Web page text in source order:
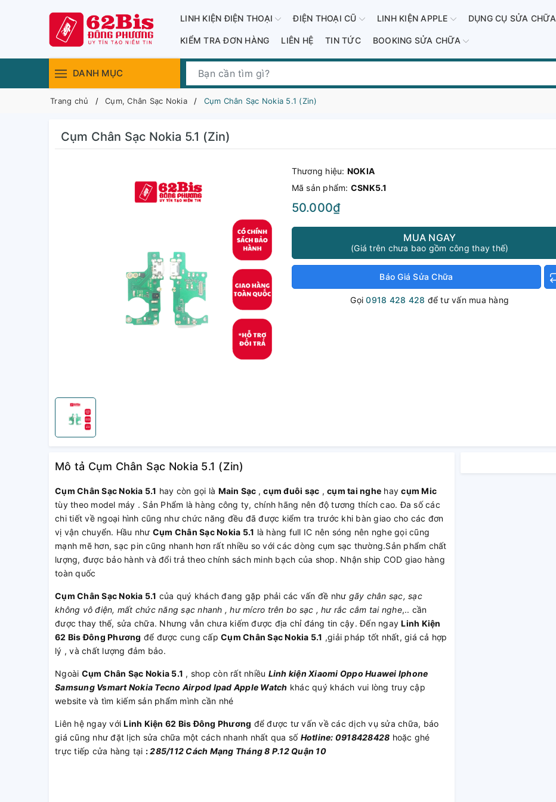
LINH KIỆN ĐIỆN THOẠI ĐIỆN THOẠI CŨ LINH KIỆN APPLE DỤNG CỤ SỬA CHỮA
KIỂM TRA ĐƠN HÀNG LIÊN HỆ TIN TỨC BOOKING SỬA CHỮA
DANH MỤC
Trang chủ Cụm, Chân Sạc Nokia Cụm Chân Sạc Nokia 5.1 (Zin)
Cụm Chân Sạc Nokia 5.1 (Zin)
Thương hiệu: NOKIA
Mã sản phẩm: CSNK5.1
50.000₫
MUA NGAY
(Giá trên chưa bao gồm công thay thế)
Báo Giá Sửa Chữa
Gọi0918 428 428 để tư vấn mua hàng
Mô tả Cụm Chân Sạc Nokia 5.1 (Zin)
Cụm Chân Sạc Nokia 5.1 hay còn gọi là Main Sạc ,cụm đuôi sạc , cụm tai nghe haycụm Mic
tùy theo model máy . Sản Phẩm là hàng công ty, chính hãng nên độ tương thích cao. Đa số các
chi tiết về ngoại hình cũng như chức năng đều đã được kiểm tra trước khi bàn giao cho các đơn
vị vận chuyển. Hầu như Cụm Chân Sạc Nokia 5.1 là hàng full IC nên sóng nên nghe gọi cũng
mạnh mẽ hơn, sạc pin cũng nhanh hơn rất nhiều so với các dòng cụm sạc thường.Sản phẩm chất
lượng, được bảo hành và đổi trả theo chính sách minh bạch của shop. Nhận ship COD giao hàng
toàn quốc
Cụm Chân Sạc Nokia 5.1 của quý khách đang gặp phải các vấn đề như gãy chân sạc, sạc
không vô điện, mất chức năng sạc nhanh , hư mícro trên bo sạc , hư rắc cắm tai nghe,.. cần
được thay thế, sửa chữa. Nhưng vẫn chưa kiếm được địa chỉ đáng tin cậy. Đến ngayLinh Kiện
62 Bis Đông Phương để được cung cấp Cụm Chân Sạc Nokia 5.1 ,giải pháp tốt nhất, giá cả hợp
lý , và chất lượng đảm bảo.
Ngoài Cụm Chân Sạc Nokia 5.1 , shop còn rất nhiều Linh kiện Xiaomi Oppo Huawei Iphone
Samsung Vsmart Nokia Tecno Airpod Ipad Apple Watch khác quý khách vui lòng truy cập
website và tìm kiếm sản phẩm mình cần nhé
Liên hệ ngay vớiLinh Kiện 62 Bis Đông Phương để được tư vấn về các dịch vụ sửa chữa, báo
giá cũng như đặt lịch sửa chữa một cách nhanh nhất qua số Hotline: 0918428428 hoặc ghé
trực tiếp cửa hàng tại :285/112 Cách Mạng Tháng 8 P.12 Quận 10